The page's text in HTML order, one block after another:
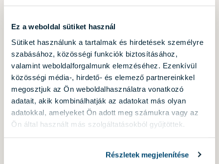
Ez a weboldal sütiket használ
Sütiket használunk a tartalmak és hirdetések személyre
szabásához, közösségi funkciók biztosításához,
valamint weboldalforgalmunk elemzéséhez. Ezenkívül
közösségi média-, hirdető- és elemező partnereinkkel
megosztjuk az Ön weboldalhasználatra vonatkozó
adatait, akik kombinálhatják az adatokat más olyan
adatokkal, amelyeket Ön adott meg számukra vagy az
Ön által használt más szolgáltatásokból gyűjtöttek.
Részletek megjelenítése
Az újonnan induló projektekről és a friss hírekről
tájékoztatást kérek e-mailben. A hozzájárulás bármikor
visszavonható.
Azadatkezelési tájékoztatótmegismertem és hozzájárulok
az abban rögzített adatkezelési célokból történő